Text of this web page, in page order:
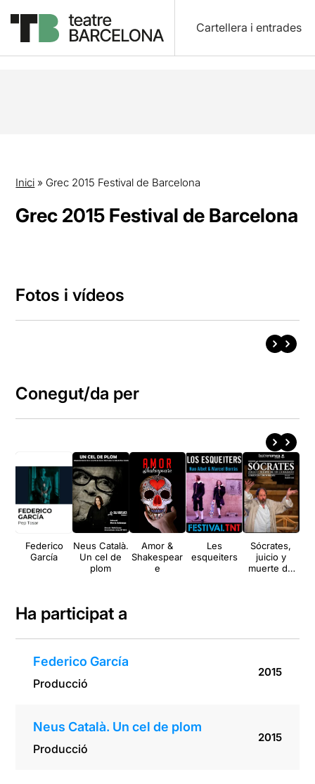
Cartellera i entrades
Inici » Grec 2015 Festival de Barcelona
Grec 2015 Festival de Barcelona
Fotos i vídeos
Conegut/da per
Federico
García
Neus Català.
Un cel de
plom
Amor &
Shakespear
e
Les
esqueiters
Sócrates,
juicio y
muerte de
Ha participat a
Federico García
Producció
2015
Neus Català. Un cel de plom
Producció
2015